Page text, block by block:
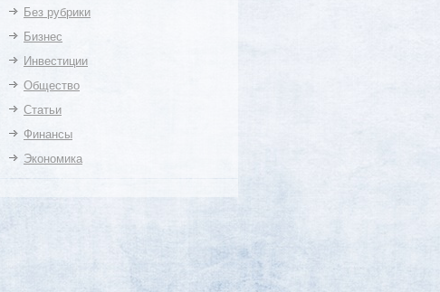
Без рубрики
Бизнес
Инвестиции
Общество
Статьи
Финансы
Экономика